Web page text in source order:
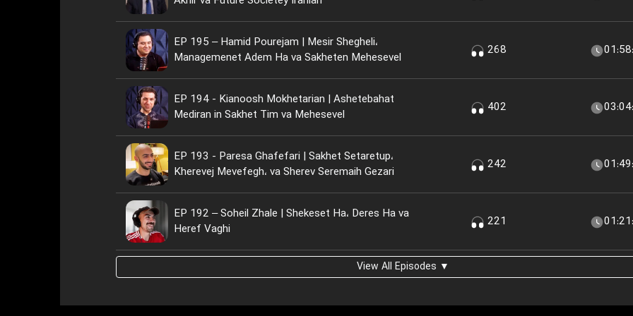
EP 195 – Hamid Pourejam | Mesir Shegheli،
Managemenet Adem Ha va Sakheten Mehesevel
268
EP 194 - Kianoosh Mokhetarian | Ashetebahat
Mediran in Sakhet Tim va Mehesevel
402
EP 193 - Paresa Ghafefari | Sakhet Setaretup،
Kherevej Mevefegh، va Sherev Seremaih Gezari
242
EP 192 – Soheil Zhale | Shekeset Ha، Deres Ha va
Heref Vaghi
221
View All Episodes ▼